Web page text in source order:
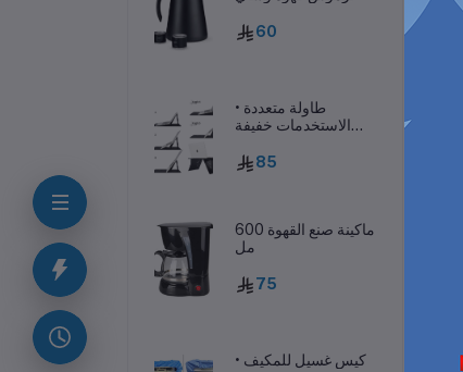
60
• طاولة متعددة
الاستخدمات خفيفة
85
ماكينة صنع القهوة 600
مل
75
• كيس غسيل للمكيف